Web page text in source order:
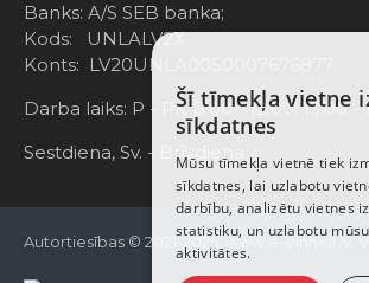
Banks: A/S SEB banka;
Kods: UNLALV2X
Konts: LV20UNLA0050007676877
Darba laiks: P - Pk. 8:00 - 12:00; 13:00 -
Sestdiena, Sv. - Brīvdiena
Autortiesības © 2021-2025, www.e-einhell.lv,
Šī tīmekļa vietne
sīkdatnes
Mūsu tīmekļa vietnē tiek
sīkdatnes, lai uzlabotu
darbību, analizētu vietnes
statistiku, un uzlabotu
aktivitātes.